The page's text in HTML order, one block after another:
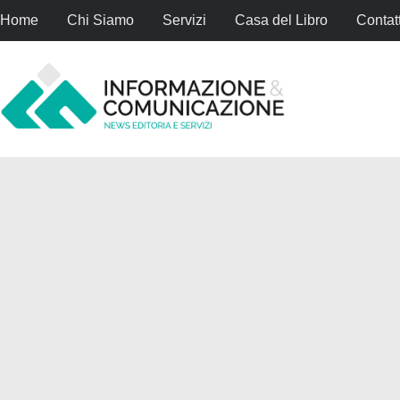
Home Chi Siamo Servizi Casa del Libro